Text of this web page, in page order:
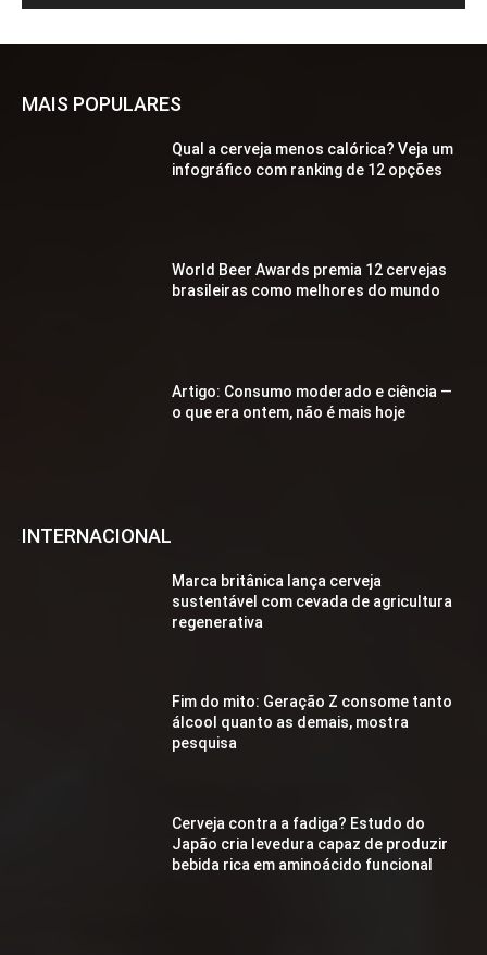
MAIS POPULARES
Qual a cerveja menos calórica? Veja um
infográfico com ranking de 12 opções
World Beer Awards premia 12 cervejas
brasileiras como melhores do mundo
Artigo: Consumo moderado e ciência —
o que era ontem, não é mais hoje
INTERNACIONAL
Marca britânica lança cerveja
sustentável com cevada de agricultura
regenerativa
Fim do mito: Geração Z consome tanto
álcool quanto as demais, mostra
pesquisa
Cerveja contra a fadiga? Estudo do
Japão cria levedura capaz de produzir
bebida rica em aminoácido funcional